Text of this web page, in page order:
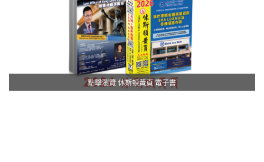
點擊瀏覽 休斯頓黃頁 電子書